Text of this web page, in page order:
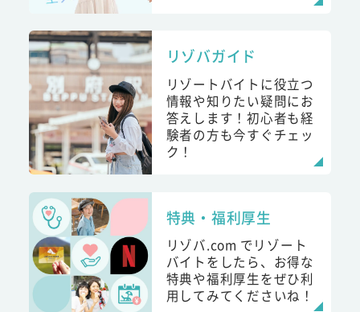
リゾバガイド
リゾートバイトに役立つ
情報や知りたい疑問にお
答えします！初心者も経
験者の方も今すぐチェッ
ク！
特典・福利厚生
リゾバ.com でリゾート
バイトをしたら、お得な
特典や福利厚生をぜひ利
用してみてくださいね！